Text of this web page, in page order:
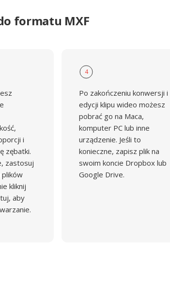
formatu MXF
i
zębatki.
zastosuj
kliknij
aby
4
Po zakończeniu konwersji i
edycji klipu wideo możesz
pobrać go na Maca,
komputer PC lub inne
urządzenie. Jeśli to
konieczne, zapisz plik na
swoim koncie Dropbox lub
Google Drive.